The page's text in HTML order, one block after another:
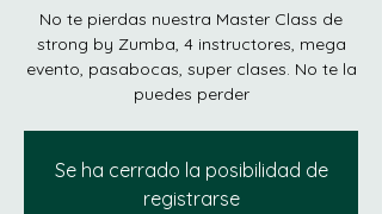
No te pierdas nuestra Master Class de
strong by Zumba, 4 instructores, mega
evento, pasabocas, super clases. No te la
puedes perder
Se ha cerrado la posibilidad de
registrarse